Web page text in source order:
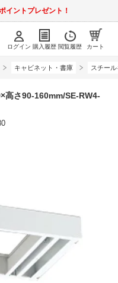
イントプレゼント！
ログイン 購入履歴 閲覧履歴 カート
キャビネット・書庫 スチー
高さ90-160mm/SE-RW4-